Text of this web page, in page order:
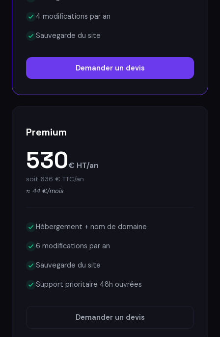
4 modifications par an
Sauvegarde du site
Demander un devis
Premium
530€ HT/an
soit 636 € TTC/an
≈ 44 €/mois
Hébergement + nom de domaine
6 modifications par an
Sauvegarde du site
Support prioritaire 48h ouvrées
Demander un devis